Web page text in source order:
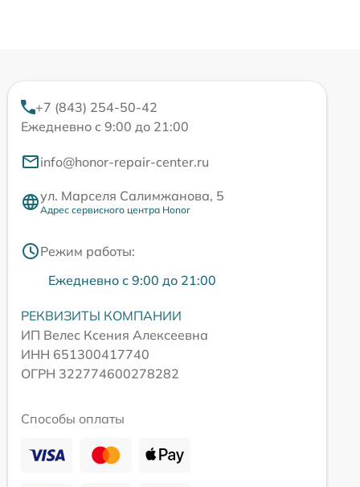
+7 (843) 254-50-42
Ежедневно с 9:00 до 21:00
info@honor-repair-center.ru
ул. Марселя Салимжанова, 5
Адрес сервисного центра Honor
Режим работы:
Ежедневно с 9:00 до 21:00
РЕКВИЗИТЫ КОМПАНИИ
ИП Велес Ксения Алексеевна
ИНН 651300417740
ОГРН 322774600278282
Способы оплаты